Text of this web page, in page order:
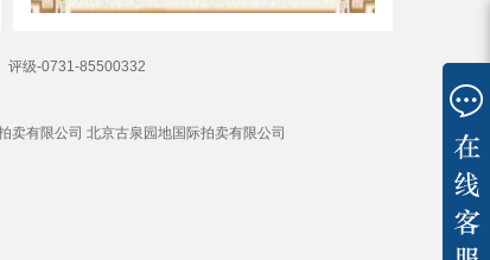
评级-0731-85500332
有限公司 北京古泉园地国际拍卖有限公司